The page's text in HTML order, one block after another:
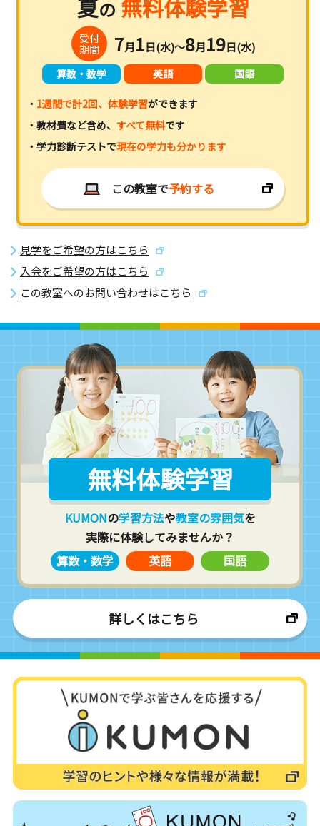
夏の 無料体験学習
受付
期間
7月1日(水)～8月19日(水)
算数・数学 英語 国語
・ 1週間で計2回、体験学習ができます
・教材費など含め、 すべて無料です
・学力診断テストで現在の学力も分かります
この教室で予約する
見学をご希望の方はこちら
入会をご希望の方はこちら
この教室へのお問い合わせはこちら
無料体験学習
KUMONの学習方法や教室の雰囲気を
実際に体験してみませんか？
算数・数学
英語 国語
詳しくはこちら